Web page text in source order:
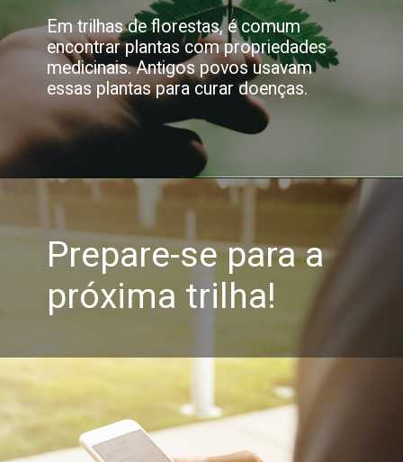
Em trilhas de florestas, é comum
encontrar plantas com propriedades
medicinais. Antigos povos usavam
essas plantas para curar doenças.
Prepare-se para a
próxima trilha!